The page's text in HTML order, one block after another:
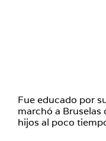
Fue educado por
marchó a Bruselas
hijos al poco